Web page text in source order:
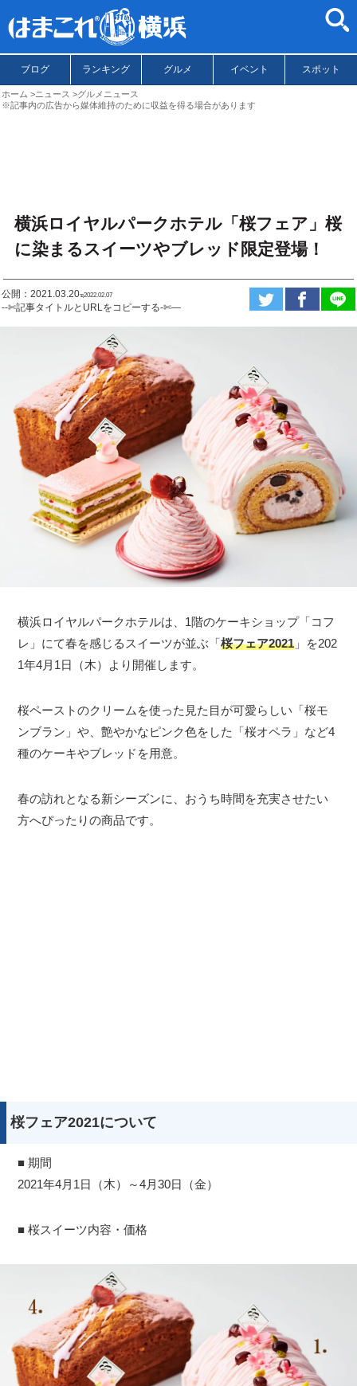
ブログ ランキング グルメ イベント スポット
ホーム ニュース
グルメニュース
※記事内の広告から媒体維持のために収益を得る場合があります
横浜ロイヤルパークホテル「桜フェア」桜
に染まるスイーツやブレッド限定登場！
公開：2021.03.20ಇ2022.02.07
--✄記事タイトルとURLをコピーする-✄—
横浜ロイヤルパークホテルは、1階のケーキショップ「コフ
レ」にて春を感じるスイーツが並ぶ「桜フェア2021 」を202
1年4月1日（木）より開催します。
桜ペーストのクリームを使った見た目が可愛らしい「桜モ
ンブラン」や、艶やかなピンク色をした「桜オペラ」など4
種のケーキやブレッドを用意。
春の訪れとなる新シーズンに、おうち時間を充実させたい
方へぴったりの商品です。
桜フェア2021について
■ 期間
2021年4月1日（木）～4月30日（金）
■ 桜スイーツ内容・価格